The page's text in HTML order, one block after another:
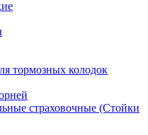
тормозных колодок
страховочные (Стойки